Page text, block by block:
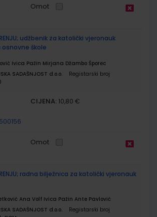
Omot
udžbenik za katolički vjeronauk
škole
Ivica Pažin Mirjana Džambo Šporec
SADAŠNJOST d.o.o.
Registarski broj
CIJENA: 10,80 €
500156
Omot
radna bilježnica za katolički vjeronauk
Ana Volf Ivica Pažin Ante Pavlović
SADAŠNJOST d.o.o.
Registarski broj